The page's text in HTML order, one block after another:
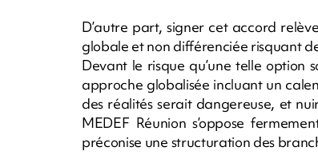
D’autre part, signer cet accord
globale et non différenciée risquant
Devant le risque qu’une telle option
approche globalisée incluant un
des réalités serait dangereuse, et
MEDEF Réunion s’oppose
préconise une structuration des